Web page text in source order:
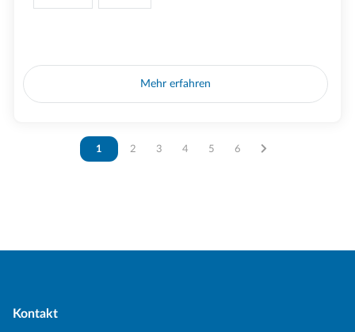
Mehr erfahren
Vous êtes sur la page
1 Vous êtes sur la page
2 Vous êtes sur la page
3 Vous êtes sur la page
4 Vous êtes sur la page
5 Vous êtes sur la page
6
Kontakt